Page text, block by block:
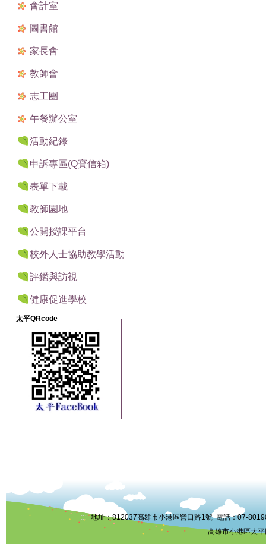
會計室
圖書館
家長會
教師會
志工團
午餐辦公室
活動紀錄
申訴專區(Q寶信箱)
表單下載
教師園地
公開授課平台
校外人士協助教學活動
評鑑與訪視
健康促進學校
太平QRcode
::: 地址：812037高雄市小港區營口路1號 電話：07-
高雄市小港區太